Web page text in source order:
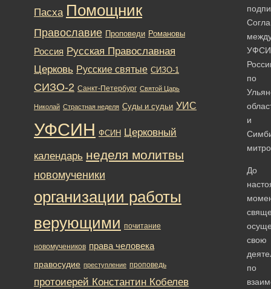
по
и
До
свою
по
Пасха Помощник
Православие Проповеди Романовы
Россия Русская Православная
Церковь Русские святые СИЗО-1
СИЗО-2 Санкт-Петербург Святой Царь
Николай Страстная неделя Суды и судьи УИС
УФСИН ФСИН Церковный
календарь неделя молитвы
новомученики
организации работы
верующими почитание
новомучеников права человека
правосудие преступление проповедь
протоиерей Константин Кобелев